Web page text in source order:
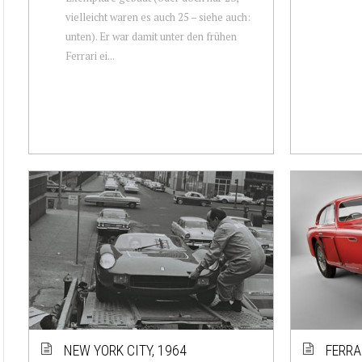
vielleicht waren es auch 25 – siehe auch:
unten). Er war damit unter den frühen
Ferrari ei...
NEW YORK CITY, 1964